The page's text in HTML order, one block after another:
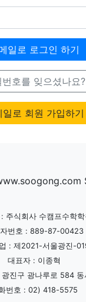
일로 로그인 하기
번호를 잊으셨나요?
일로 회원 가입하기
주식회사 수캠프수학학
번호 : 889-87-00423
: 제2021-서울광진-
대표자 : 이종혁
진구 광나루로 584
번호 : 02) 418-5575